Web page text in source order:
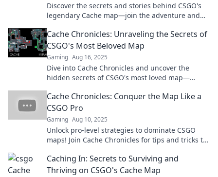
Discover the secrets and stories behind CSGO's
legendary Cache map—join the adventure and
Cache Chronicles: Unraveling the Secrets of
CSGO's Most Beloved Map
Gaming Aug 16, 2025
Dive into Cache Chronicles and uncover the
hidden secrets of CSGO's most loved map—
Cache Chronicles: Conquer the Map Like a
CSGO Pro
Gaming Aug 10, 2025
Unlock pro-level strategies to dominate CSGO
maps! Join Cache Chronicles for tips and tricks to
competition.
Caching In: Secrets to Surviving and
Thriving on CSGO's Cache Map